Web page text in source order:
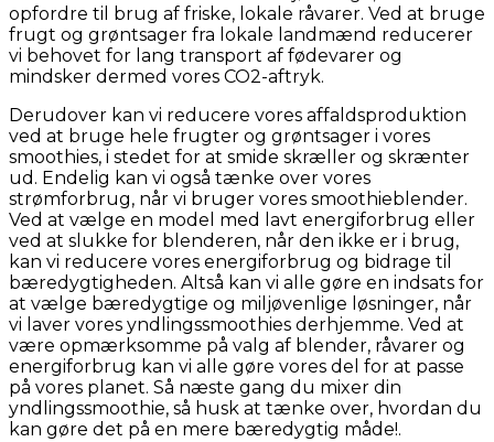
opfordre til brug af friske, lokale råvarer. Ved at bruge
frugt og grøntsager fra lokale landmænd reducerer
vi behovet for lang transport af fødevarer og
mindsker dermed vores CO2-aftryk.
Derudover kan vi reducere vores affaldsproduktion
ved at bruge hele frugter og grøntsager i vores
smoothies, i stedet for at smide skræller og skrænter
ud. Endelig kan vi også tænke over vores
strømforbrug, når vi bruger vores smoothieblender.
Ved at vælge en model med lavt energiforbrug eller
ved at slukke for blenderen, når den ikke er i brug,
kan vi reducere vores energiforbrug og bidrage til
bæredygtigheden. Altså kan vi alle gøre en indsats for
at vælge bæredygtige og miljøvenlige løsninger, når
vi laver vores yndlingssmoothies derhjemme. Ved at
være opmærksomme på valg af blender, råvarer og
energiforbrug kan vi alle gøre vores del for at passe
på vores planet. Så næste gang du mixer din
yndlingssmoothie, så husk at tænke over, hvordan du
kan gøre det på en mere bæredygtig måde!.